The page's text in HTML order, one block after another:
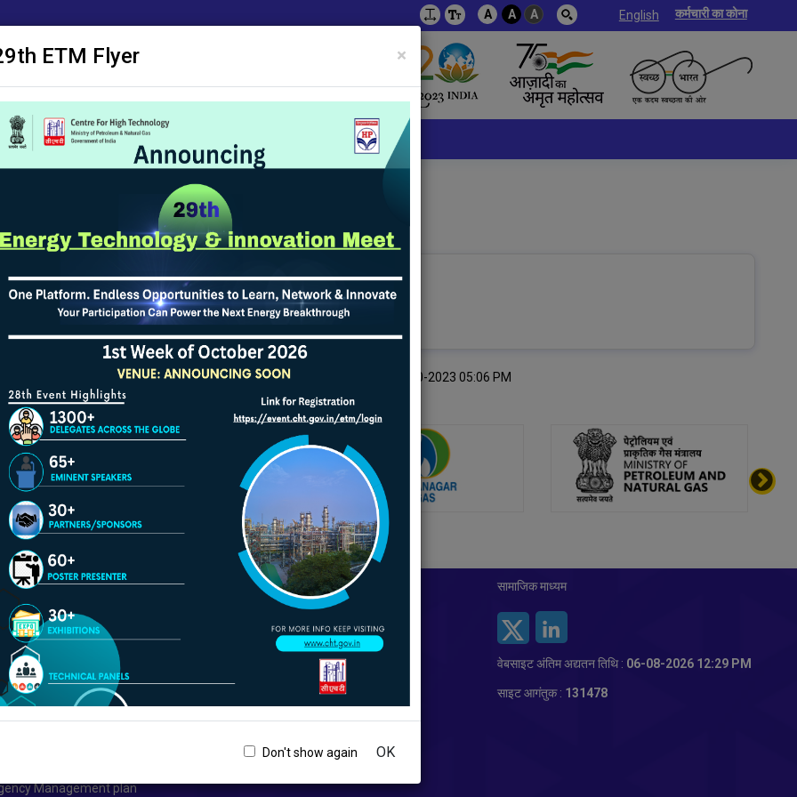
×
ETM Flyer
Don't show again OK
A A A English कर्मचारी का कोना
ए सी एम अनुसंधान प्रस्ताव योजनाओं
ज्ञापन प्रारूप
में उपलब्ध नहीं है, कृपया अंग्रेजी में पढ़ने के लिए नीचे दिये गए लिंक पर क्लिक करें।
of Understanding Format
पिछले पृष्ठ पर जाने के लिए|पृष्ठ अंतिम अद्यतन तिथि:20-10-2023 05:06 PM
चालू करे/रोके
और रद्दीकरण
मंत्रालय
विवरण
नीति
monitoring plan
Management plan
प्रतिक्रिया
हाइपरलिंक नीति
गोपनीयता नीति
सामाजिक माध्यम
वेबसाइट अंतिम अद्यतन तिथि : 06-08-2026 12:29 PM
साइट आगंतुक : 131478